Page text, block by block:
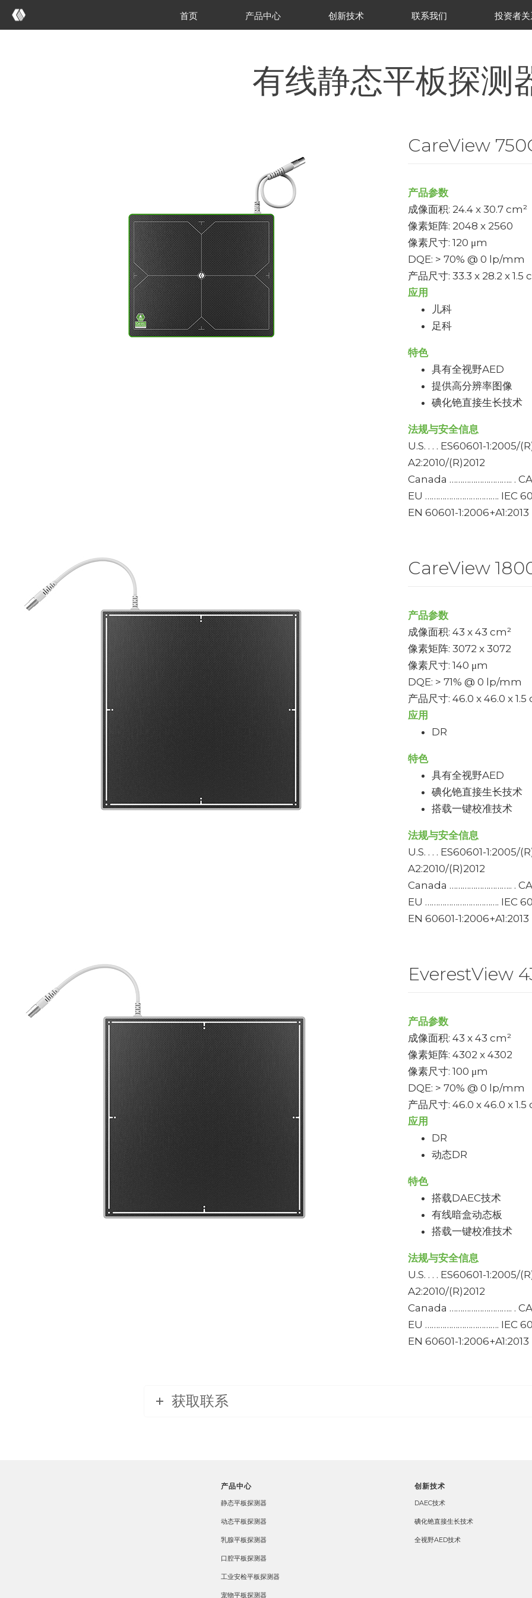
首页 产品中心 创新技术 联系我们 投资者关
有线静态平板探测
CareView
产品参数
成像面积: 24.4 x 30.7 cm²
像素矩阵: 2048 x 2560
像素尺寸: 120 μm
DQE: > 70% @ 0 lp/mm
产品尺寸: 33.3 x 28.2 x 1.5
应用
儿科
足科
特色
具有全视野AED
提供高分辨率图像
碘化铯直接生长技术
法规与安全信息
U.S. . . . ES60601-1:2005/
A2:2010/(R)2012
Canada ……………………….. .
EU ……………………………. IEC
EN 60601-1:2006+A1:2013
CareView
产品参数
成像面积: 43 x 43 cm²
像素矩阵: 3072 x 3072
像素尺寸: 140 μm
DQE: > 71% @ 0 lp/mm
产品尺寸: 46.0 x 46.0 x 1.5
应用
DR
特色
具有全视野AED
碘化铯直接生长技术
搭载一键校准技术
法规与安全信息
U.S. . . . ES60601-1:2005/
A2:2010/(R)2012
Canada ……………………….. .
EU ……………………………. IEC
EN 60601-1:2006+A1:2013
EverestView
产品参数
成像面积: 43 x 43 cm²
像素矩阵: 4302 x 4302
像素尺寸: 100 μm
DQE: > 70% @ 0 lp/mm
产品尺寸: 46.0 x 46.0 x 1.5
应用
DR
动态DR
特色
搭载DAEC技术
有线暗盒动态板
搭载一键校准技术
法规与安全信息
U.S. . . . ES60601-1:2005/
A2:2010/(R)2012
Canada ……………………….. .
EU ……………………………. IEC
EN 60601-1:2006+A1:2013
获取联系
产品中心
静态平板探测器
动态平板探测器
乳腺平板探测器
口腔平板探测器
工业安检平板探测器
宠物平板探测器
创新技术
DAEC技术
碘化铯直接生长技术
全视野AED技术